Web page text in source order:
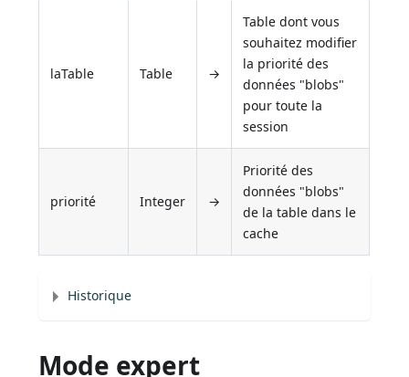
laTable Table →
Table dont vous
souhaitez modifier
la priorité des
données "blobs"
pour toute la
session
priorité Integer →
Priorité des
données "blobs"
de la table dans le
cache
Historique
Mode expert